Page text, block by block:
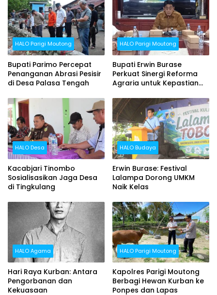
HALO Parigi Moutong
Bupati Parimo Percepat
Penanganan Abrasi Pesisir
di Desa Palasa Tengah
HALO Parigi Moutong
Bupati Erwin Burase
Perkuat Sinergi Reforma
Agraria untuk Kepastian
Masyarakat
HALO Desa
Kacabjari Tinombo
Sosialisasikan Jaga Desa
di Tingkulang
HALO Budaya
Erwin Burase: Festival
Lalampa Dorong UMKM
Naik Kelas
HALO Agama
Hari Raya Kurban: Antara
Pengorbanan dan
Kekuasaan
HALO Parigi Moutong
Kapolres Parigi Moutong
Berbagi Hewan Kurban ke
Ponpes dan Lapas